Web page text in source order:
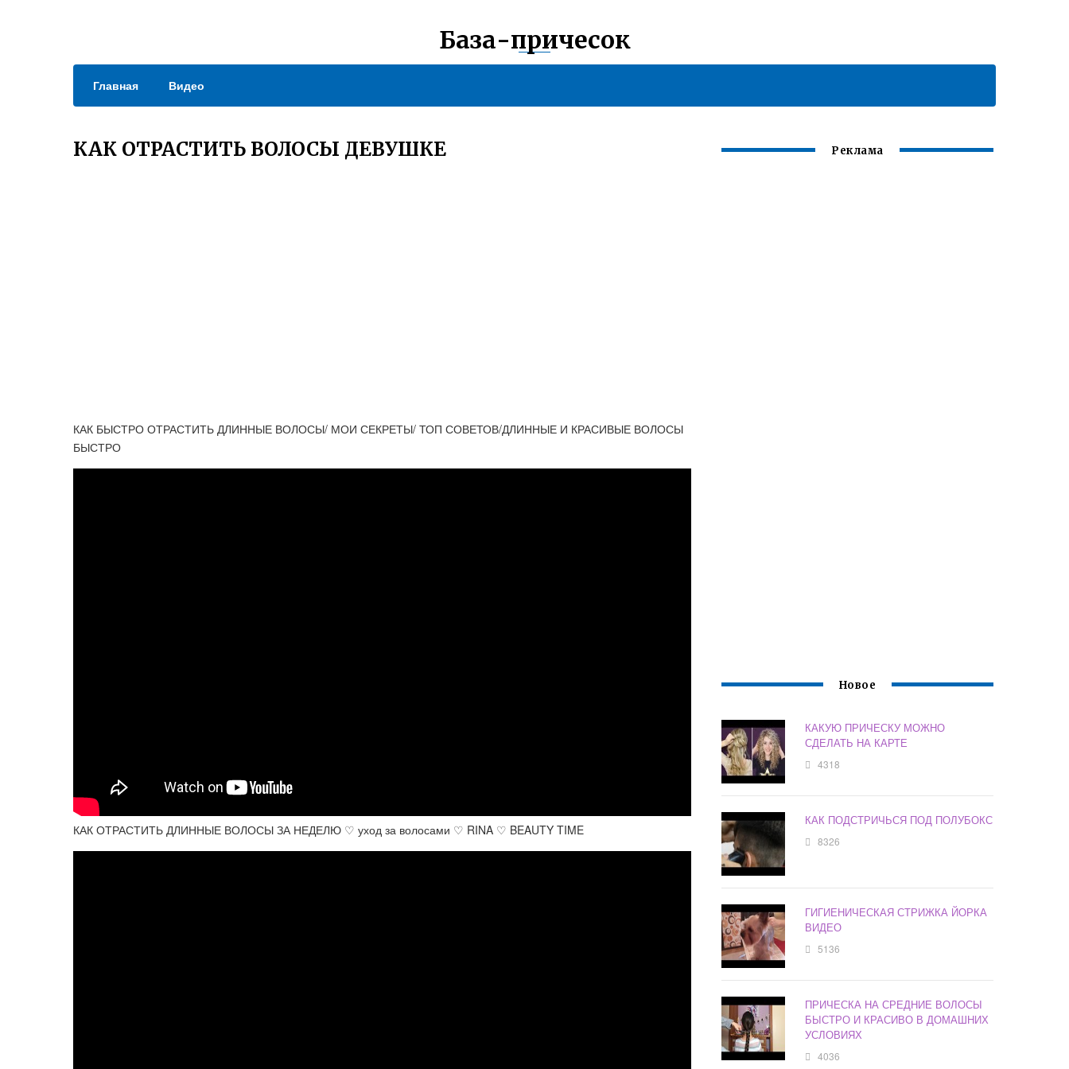
База-причесок
Главная Видео
КАК ОТРАСТИТЬ ВОЛОСЫ ДЕВУШКЕ
КАК БЫСТРО ОТРАСТИТЬ ДЛИННЫЕ ВОЛОСЫ/ МОИ СЕКРЕТЫ/ ТОП СОВЕТОВ/ДЛИННЫЕ И КРАСИВЫЕ ВОЛОСЫ
БЫСТРО
КАК ОТРАСТИТЬ ДЛИННЫЕ ВОЛОСЫ ЗА НЕДЕЛЮ ♡ уход за волосами ♡ RINA ♡ BEAUTY TIME
Реклама
Новое
КАКУЮ ПРИЧЕСКУ МОЖНО
СДЕЛАТЬ НА КАРТЕ
4318
КАК ПОДСТРИЧЬСЯ ПОД ПОЛУБОКС
8326
ГИГИЕНИЧЕСКАЯ СТРИЖКА ЙОРКА
ВИДЕО
5136
ПРИЧЕСКА НА СРЕДНИЕ ВОЛОСЫ
БЫСТРО И КРАСИВО В ДОМАШНИХ
УСЛОВИЯХ
4036